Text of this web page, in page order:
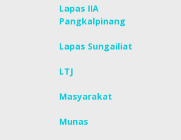
Lapas IIA
Pangkalpinang
Lapas Sungailiat
LTJ
Masyarakat
Munas